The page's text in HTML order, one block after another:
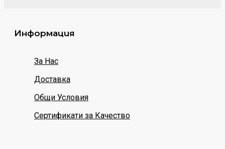
Информация
За Нас
Доставка
Общи Условия
Сертификати за Качество